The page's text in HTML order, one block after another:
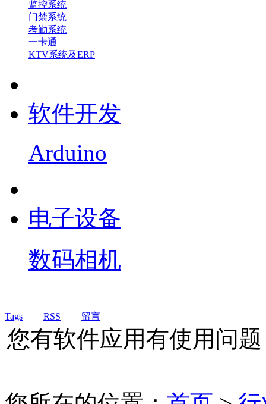
监控系统
门禁系统
考勤系统
一卡通
KTV系统及ERP
软件开发
Arduino
电子设备
数码相机
Tags | RSS | 留言
您有软件应用有使用问